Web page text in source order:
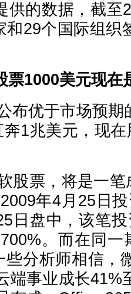
供的数据，截
和29个国际组织
1000美元现在
布优于市场预期
1兆美元，现
股票，将是一
年4月25日
日盘中，该笔
。而在同一
些分析师相信，
端事业成长41%